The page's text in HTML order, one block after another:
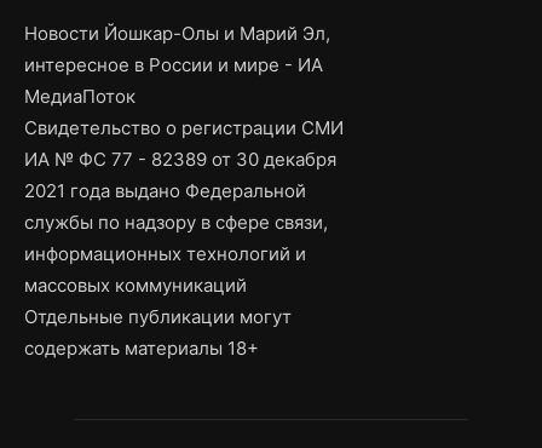
Новости Йошкар-Олы и Марий Эл,
интересное в России и мире - ИА
МедиаПоток
Свидетельство о регистрации СМИ
ИА № ФС 77 - 82389 от 30 декабря
2021 года выдано Федеральной
службы по надзору в сфере связи,
информационных технологий и
массовых коммуникаций
Отдельные публикации могут
содержать материалы 18+